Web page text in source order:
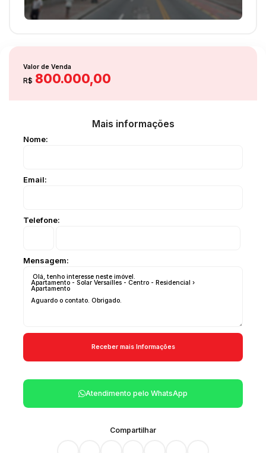
R$ 800.000,00
Valor de Venda
Mais informações
Nome:
Email:
Telefone:
Mensagem:
Atendimento pelo WhatsApp
Compartilhar